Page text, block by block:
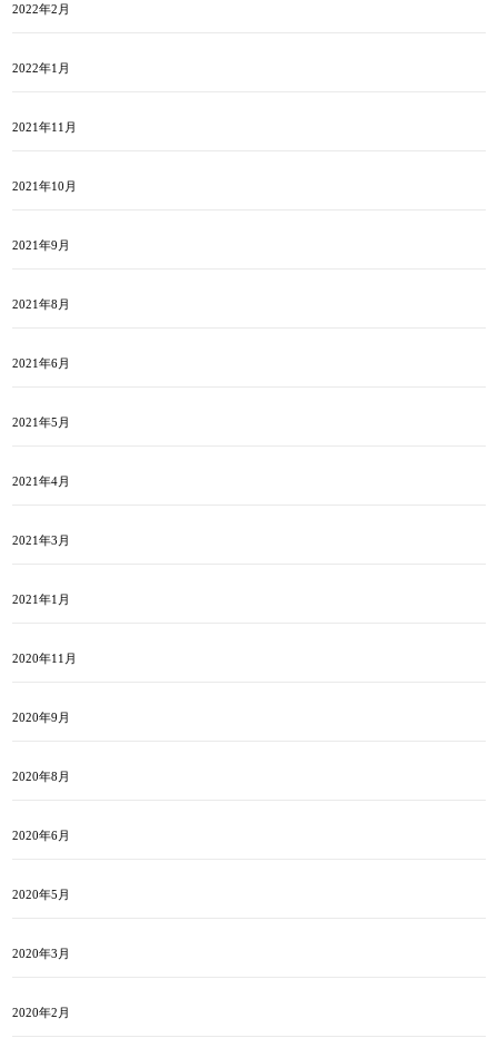
2022年2月
2022年1月
2021年11月
2021年10月
2021年9月
2021年8月
2021年6月
2021年5月
2021年4月
2021年3月
2021年1月
2020年11月
2020年9月
2020年8月
2020年6月
2020年5月
2020年3月
2020年2月